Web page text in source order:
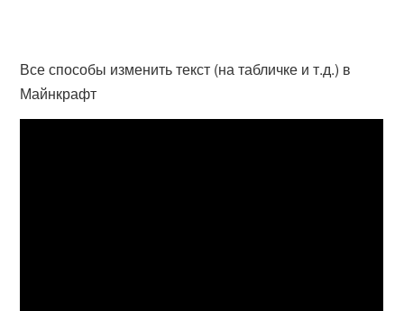
Все способы изменить текст (на табличке и т.д.) в
Майнкрафт